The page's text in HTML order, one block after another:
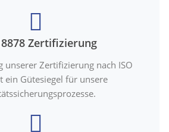
Zertifizierung
unserer Zertifizierung nach ISO
ein Gütesiegel für unsere